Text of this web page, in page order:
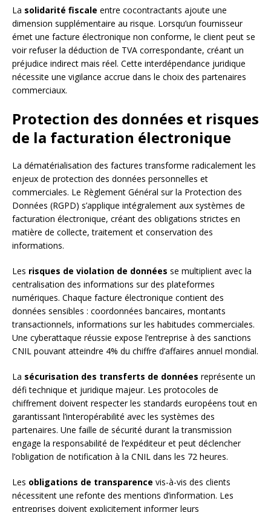
La solidarité fiscale entre cocontractants ajoute une
dimension supplémentaire au risque. Lorsqu’un fournisseur
émet une facture électronique non conforme, le client peut se
voir refuser la déduction de TVA correspondante, créant un
préjudice indirect mais réel. Cette interdépendance juridique
nécessite une vigilance accrue dans le choix des partenaires
commerciaux.
Protection des données et risques
de la facturation électronique
La dématérialisation des factures transforme radicalement les
enjeux de protection des données personnelles et
commerciales. Le Règlement Général sur la Protection des
Données (RGPD) s’applique intégralement aux systèmes de
facturation électronique, créant des obligations strictes en
matière de collecte, traitement et conservation des
informations.
Les risques de violation de données se multiplient avec la
centralisation des informations sur des plateformes
numériques. Chaque facture électronique contient des
données sensibles : coordonnées bancaires, montants
transactionnels, informations sur les habitudes commerciales.
Une cyberattaque réussie expose l’entreprise à des sanctions
CNIL pouvant atteindre 4% du chiffre d’affaires annuel mondial.
La sécurisation des transferts de données représente un
défi technique et juridique majeur. Les protocoles de
chiffrement doivent respecter les standards européens tout en
garantissant l’interopérabilité avec les systèmes des
partenaires. Une faille de sécurité durant la transmission
engage la responsabilité de l’expéditeur et peut déclencher
l’obligation de notification à la CNIL dans les 72 heures.
Les obligations de transparence vis-à-vis des clients
nécessitent une refonte des mentions d’information. Les
entreprises doivent explicitement informer leurs